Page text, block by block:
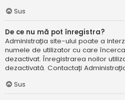
Sus
De ce nu mă pot înregistra?
Administrația site-ului poate a
numele de utilizator cu care
dezactivat. Înregistrarea noilor
dezactivată. Contactați
Sus